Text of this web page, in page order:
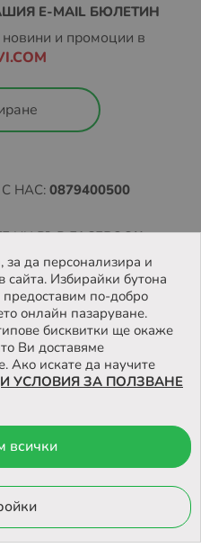
E-MAIL БЮЛЕТИН
и промоции в
НАС: 0879400500
НИ ВЪВFACEBOOK
МАГАЗИН
запазени ™ |Карта на сайта
за да персонализира и
Избирайки бутона
по-добро
онлайн пазаруване.
бисквитки ще окаже
Ви доставяме
Ако искате да научите
УСЛОВИЯ ЗА ПОЛЗВАНЕ
всички